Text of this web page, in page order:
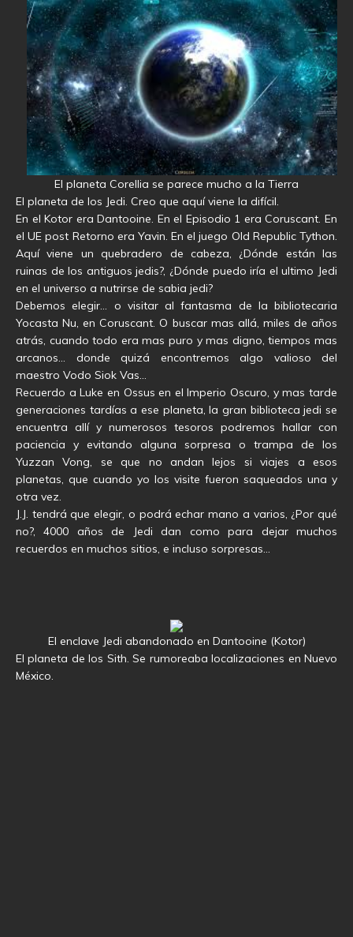
El planeta Corellia se parece mucho a la Tierra
El planeta de los Jedi. Creo que aquí viene la difícil.
En el Kotor era Dantooine. En el Episodio 1 era Coruscant. En
el UE post Retorno era Yavin. En el juego Old Republic Tython.
Aquí viene un quebradero de cabeza, ¿Dónde están las
ruinas de los antiguos jedis?, ¿Dónde puedo iría el ultimo Jedi
en el universo a nutrirse de sabia jedi?
Debemos elegir… o visitar al fantasma de la bibliotecaria
Yocasta Nu, en Coruscant. O buscar mas allá, miles de años
atrás, cuando todo era mas puro y mas digno, tiempos mas
arcanos… donde quizá encontremos algo valioso del
maestro Vodo Siok Vas…
Recuerdo a Luke en Ossus en el Imperio Oscuro, y mas tarde
generaciones tardías a ese planeta, la gran biblioteca jedi se
encuentra allí y numerosos tesoros podremos hallar con
paciencia y evitando alguna sorpresa o trampa de los
Yuzzan Vong, se que no andan lejos si viajes a esos
planetas, que cuando yo los visite fueron saqueados una y
otra vez.
J.J. tendrá que elegir, o podrá echar mano a varios, ¿Por qué
no?, 4000 años de Jedi dan como para dejar muchos
recuerdos en muchos sitios, e incluso sorpresas…
El enclave Jedi abandonado en Dantooine (Kotor)
El planeta de los Sith. Se rumoreaba localizaciones en Nuevo
México.